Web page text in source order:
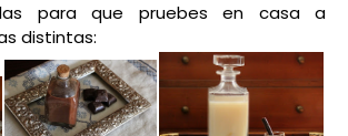
para que pruebes en casa a
distintas: